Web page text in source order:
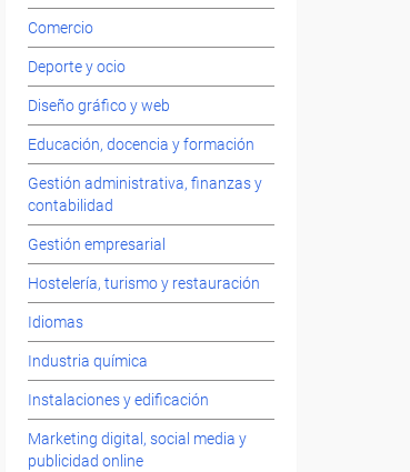
Comercio
Deporte y ocio
Diseño gráfico y web
Educación, docencia y formación
Gestión administrativa, finanzas y
contabilidad
Gestión empresarial
Hostelería, turismo y restauración
Idiomas
Industria química
Instalaciones y edificación
Marketing digital, social media y
publicidad online